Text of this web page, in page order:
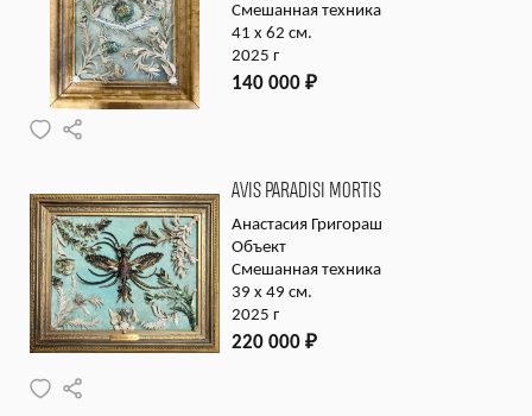
Смешанная техника
41 х 62 см.
2025 г
140 000 ₽
AVIS PARADISI MORTIS
Анастасия Григораш
Объект
Смешанная техника
39 х 49 см.
2025 г
220 000 ₽